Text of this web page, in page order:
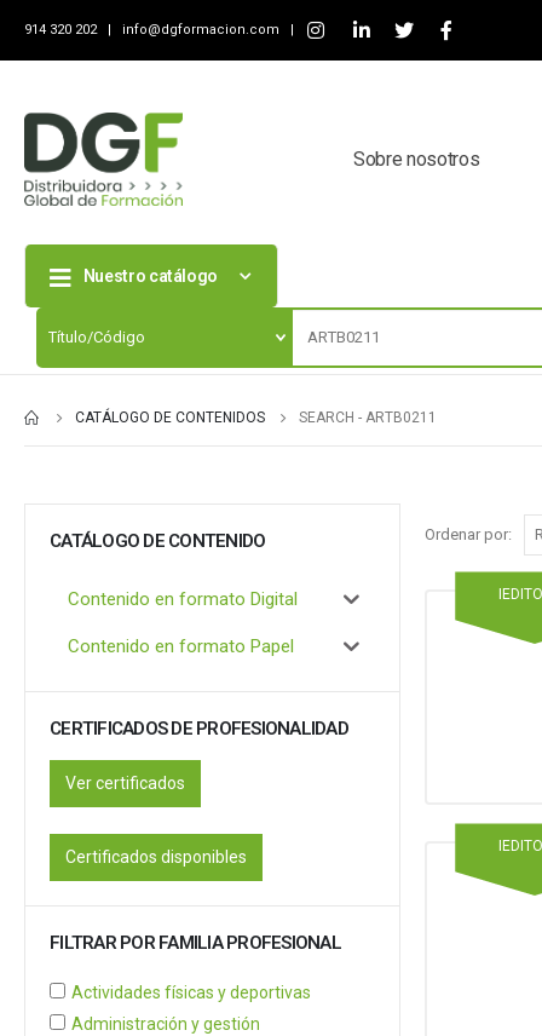
914 320 202 | info@dgformacion.com |
Sobre nosotros
Nuestro catálogo
CATÁLOGO DE CONTENIDOS SEARCH - ARTB0211
Ordenar por:
CATÁLOGO DE CONTENIDO
Contenido en formato Digital
Contenido en formato Papel
CERTIFICADOS DE PROFESIONALIDAD
Ver certificados
Certificados disponibles
FILTRAR POR FAMILIA PROFESIONAL
Actividades físicas y deportivas
Administración y gestión